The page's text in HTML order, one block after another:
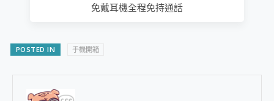
免戴耳機全程免持通話
POSTED IN 手機開箱